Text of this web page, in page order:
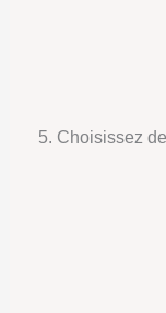
5. Choisissez